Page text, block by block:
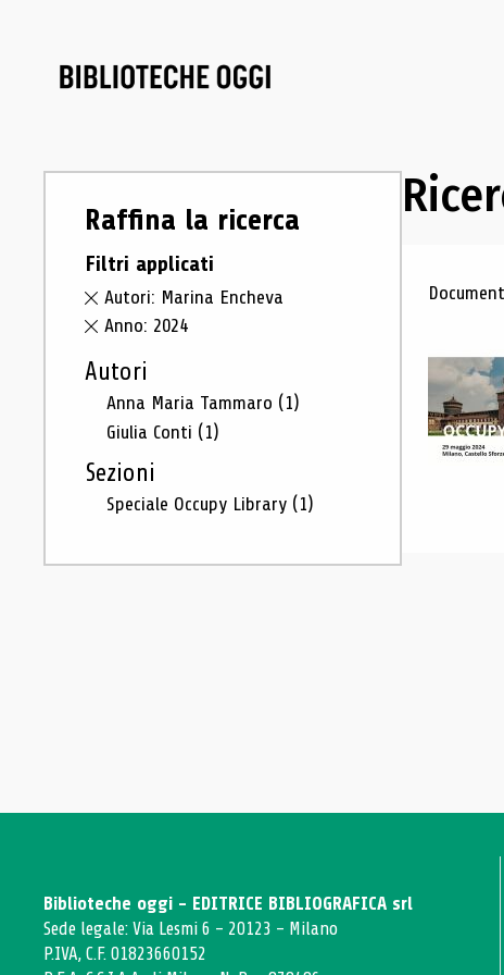
Raffina la ricerca
Filtri applicati
Autori: Marina Encheva
Anno: 2024
Autori
Anna Maria Tammaro (1)
Giulia Conti (1)
Sezioni
Speciale Occupy Library (1)
Biblioteche oggi - EDITRICE BIBLIOGRAFICA srl
Sede legale: Via Lesmi 6 - 20123 - Milano
P.IVA, C.F. 01823660152